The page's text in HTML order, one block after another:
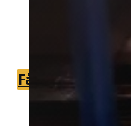
Vi forbinder dig
mårspecialist,
boliger og
Få et tilbud